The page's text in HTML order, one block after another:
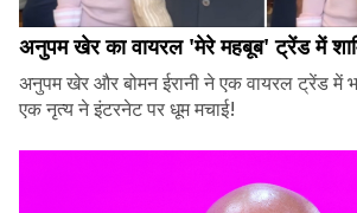
अनुपम खेर का वायरल 'मेरे महबूब' ट्रेंड में
अनुपम खेर और बोमन ईरानी ने एक वायरल ट्रेंड में
एक नृत्य ने इंटरनेट पर धूम मचाई!